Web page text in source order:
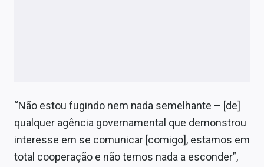
Conteúdo de Marca
“Não estou fugindo nem nada semelhante – [de]
qualquer agência governamental que demonstrou
interesse em se comunicar [comigo], estamos em
total cooperação e não temos nada a esconder”,